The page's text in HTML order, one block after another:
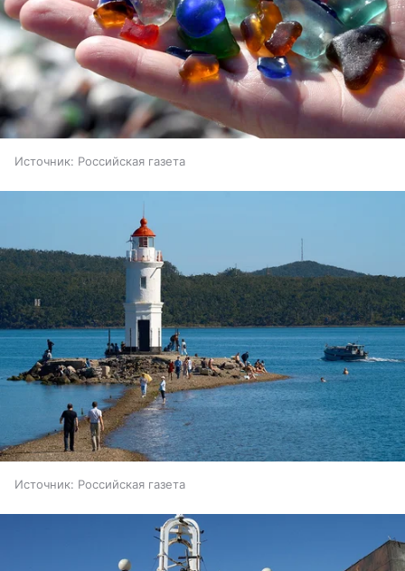
Источник: Российская газета
Источник: Российская газета